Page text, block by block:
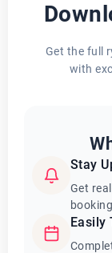
Get the full
with
Stay
Get
Easily